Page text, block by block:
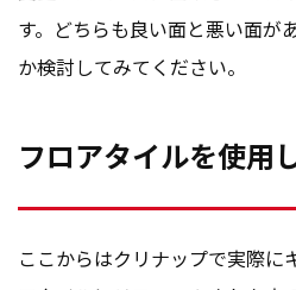
す。どちらも良い面と悪い面が
か検討してみてください。
フロアタイルを使用
ここからはクリナップで実際に